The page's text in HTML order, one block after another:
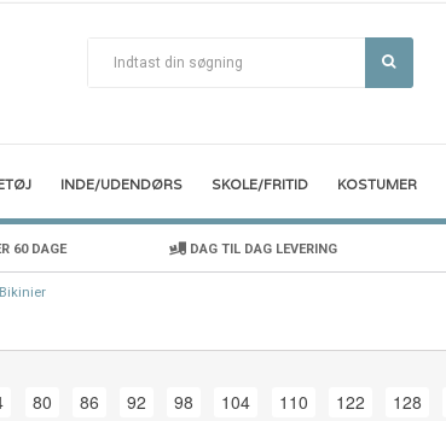
INDE/UDENDØRS SKOLE/FRITID KOSTUMER
60 DAGE DAG TIL DAG LEVERING
80 86 92 98 104 110 122 128